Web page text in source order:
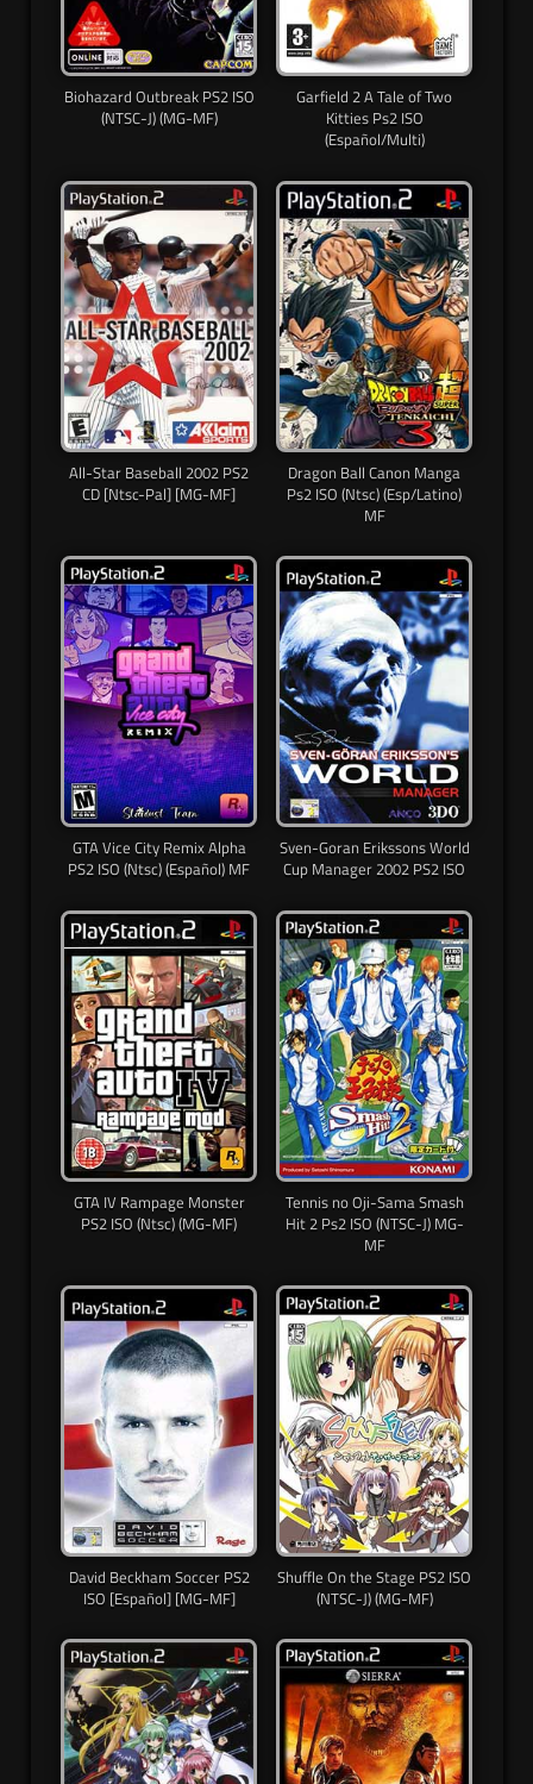
Biohazard Outbreak PS2 ISO
(NTSC-J) (MG-MF)
Garfield 2 A Tale of Two
Kitties Ps2 ISO
(Español/Multi)
All-Star Baseball 2002 PS2
CD [Ntsc-Pal] [MG-MF]
Dragon Ball Canon Manga
Ps2 ISO (Ntsc) (Esp/Latino)
MF
GTA Vice City Remix Alpha
PS2 ISO (Ntsc) (Español) MF
Sven-Goran Erikssons World
Cup Manager 2002 PS2 ISO
GTA IV Rampage Monster
PS2 ISO (Ntsc) (MG-MF)
Tennis no Oji-Sama Smash
Hit 2 Ps2 ISO (NTSC-J) MG-
MF
David Beckham Soccer PS2
ISO [Español] [MG-MF]
Shuffle On the Stage PS2 ISO
(NTSC-J) (MG-MF)